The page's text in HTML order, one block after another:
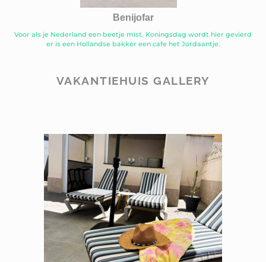
Benijofar
Voor als je Nederland een beetje mist. Koningsdag wordt hier gevierd
er is een Hollandse bakker een cafe het Jordaantje.
VAKANTIEHUIS GALLERY